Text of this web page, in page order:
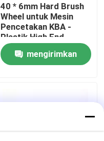
40 * 6mm Hard Brush
Wheel untuk Mesin
Pencetakan KBA -
Plastik High End
dengan Hidup yang
Panjangmengirimkan